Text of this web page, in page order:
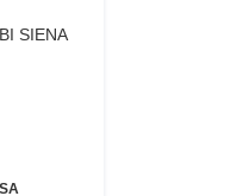
SIENA